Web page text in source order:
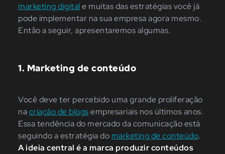
marketing digitale muitas das estratégias você já
pode implementar na sua empresa agora mesmo.
Então a seguir, apresentaremos algumas.
1. Marketing de conteúdo
Você deve ter percebido uma grande proliferação
nacriação de blogsempresariais nos últimos anos.
Essa tendência do mercado da comunicação está
seguindo a estratégia do marketing de conteúdo.
A ideia central é a marca produzir conteúdos